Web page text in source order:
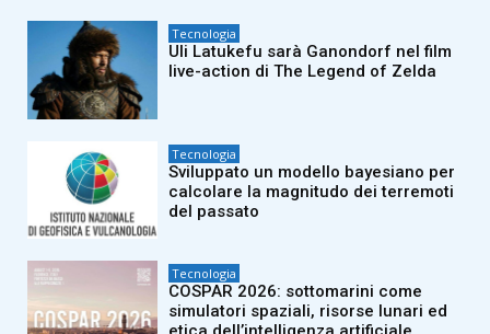
Tecnologia
Uli Latukefu sarà Ganondorf nel film
live-action di The Legend of Zelda
Tecnologia
Sviluppato un modello bayesiano per
calcolare la magnitudo dei terremoti
del passato
Tecnologia
COSPAR 2026: sottomarini come
simulatori spaziali, risorse lunari ed